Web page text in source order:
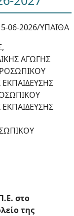
06-2026/ΥΠΑΙΘΑ
ΑΓΩΓΗΣ
στο
της